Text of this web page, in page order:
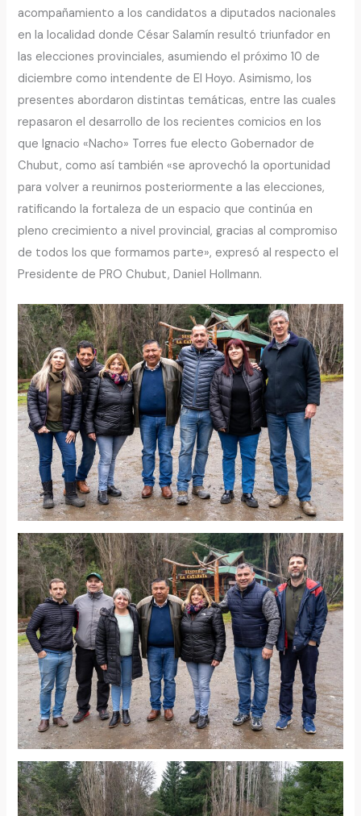
acompañamiento a los candidatos a diputados nacionales
en la localidad donde César Salamín resultó triunfador en
las elecciones provinciales, asumiendo el próximo 10 de
diciembre como intendente de El Hoyo. Asimismo, los
presentes abordaron distintas temáticas, entre las cuales
repasaron el desarrollo de los recientes comicios en los
que Ignacio «Nacho» Torres fue electo Gobernador de
Chubut, como así también «se aprovechó la oportunidad
para volver a reunirnos posteriormente a las elecciones,
ratificando la fortaleza de un espacio que continúa en
pleno crecimiento a nivel provincial, gracias al compromiso
de todos los que formamos parte», expresó al respecto el
Presidente de PRO Chubut, Daniel Hollmann.